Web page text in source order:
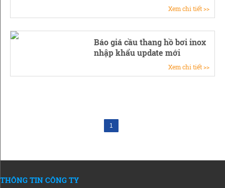
Xem chi tiết >>
Báo giá cầu thang hồ bơi inox
nhập khẩu update mới
Xem chi tiết >>
1
THÔNG TIN CÔNG TY